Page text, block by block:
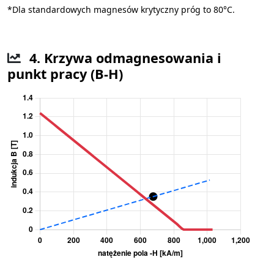
*Dla standardowych magnesów krytyczny próg to 80°C.
4. Krzywa odmagnesowania i
punkt pracy (B-H)